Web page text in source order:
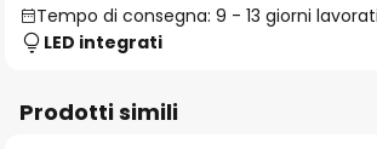
Tempo di consegna: 9 - 13 giorni
LED integrati
Prodotti simili